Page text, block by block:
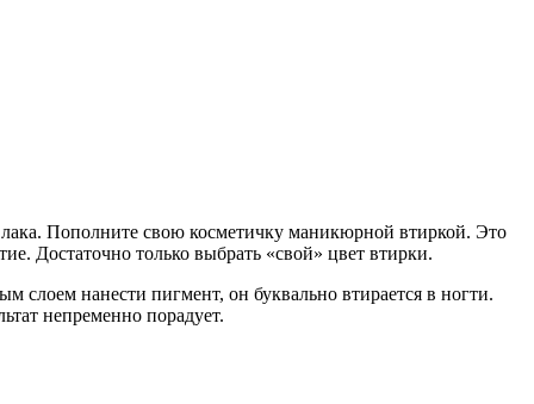
Пополните свою косметичку маникюрной втиркой. Это
Достаточно только выбрать «свой» цвет втирки.
нанести пигмент, он буквально втирается в ногти.
непременно порадует.